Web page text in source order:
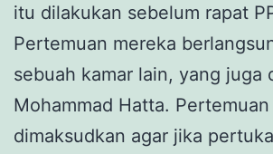
itu dilakukan sebelum rapat
Pertemuan mereka
sebuah kamar lain, yang juga
Mohammad Hatta.
dimaksudkan agar jika